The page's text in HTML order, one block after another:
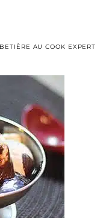
AU COOK EXPERT